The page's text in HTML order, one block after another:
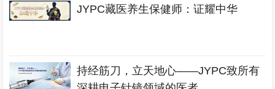
JYPC藏医养生保健师：证耀中华
持经筋刀，立天地心——JYPC致所有